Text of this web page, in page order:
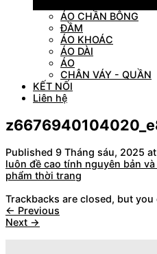
ÁO CHẦN BÔNG
ĐẦM
ÁO KHOÁC
ÁO DÀI
ÁO
CHÂN VÁY - QUẦN
KẾT NỐI
Liên hệ
Published 9 Tháng sáu, 2025 at
luôn đề cao tính nguyên bản
phẩm thời trang
Trackbacks are closed, but you
← Previous
Next →